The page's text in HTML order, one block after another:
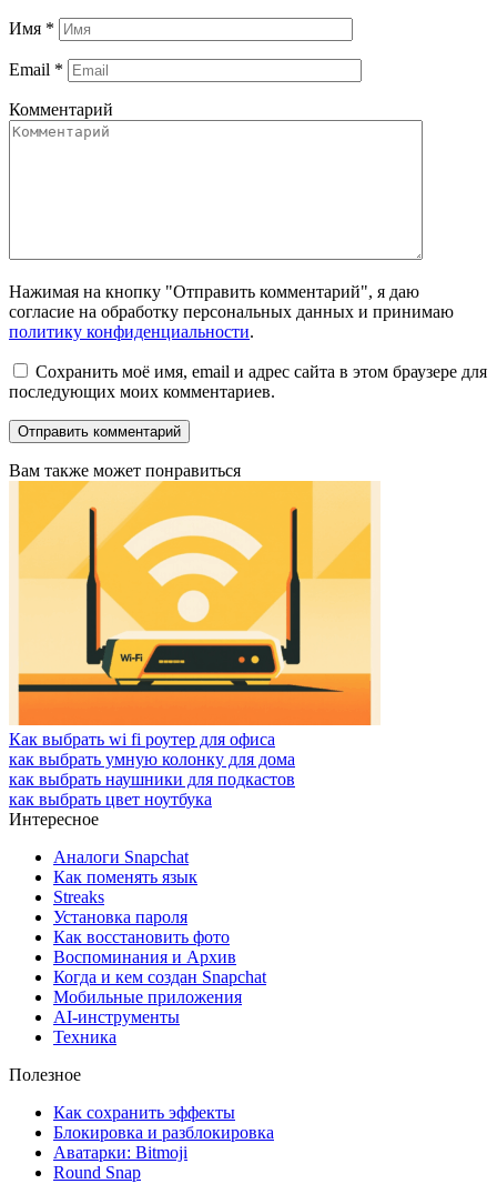
Имя *
Email *
Комментарий
Нажимая на кнопку "Отправить комментарий", я даю
согласие на обработку персональных данных и принимаю
политику конфиденциальности.
Сохранить моё имя, email и адрес сайта в этом браузере для
последующих моих комментариев.
Вам также может понравиться
Как выбрать wi fi роутер для офиса
как выбрать умную колонку для дома
как выбрать наушники для подкастов
как выбрать цвет ноутбука
Интересное
Аналоги Snapchat
Как поменять язык
Streaks
Установка пароля
Как восстановить фото
Воспоминания и Архив
Когда и кем создан Snapchat
Мобильные приложения
AI-инструменты
Техника
Полезное
Как сохранить эффекты
Блокировка и разблокировка
Аватарки: Bitmoji
Round Snap